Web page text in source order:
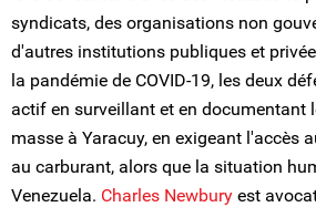
syndicats, des organisations non
d'autres institutions publiques et
la pandémie de COVID-19, les deux
actif en surveillant et en documentant
masse à Yaracuy, en exigeant l'accès
au carburant, alors que la situation
Venezuela. Charles Newbury est